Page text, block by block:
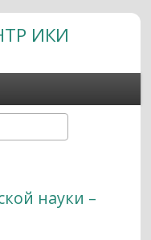
ИКИ
науки –